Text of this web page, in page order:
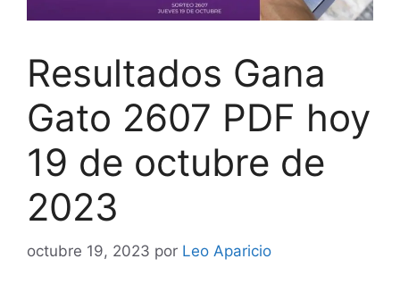
Resultados Gana
Gato 2607 PDF hoy
19 de octubre de
2023
octubre 19, 2023 por Leo Aparicio